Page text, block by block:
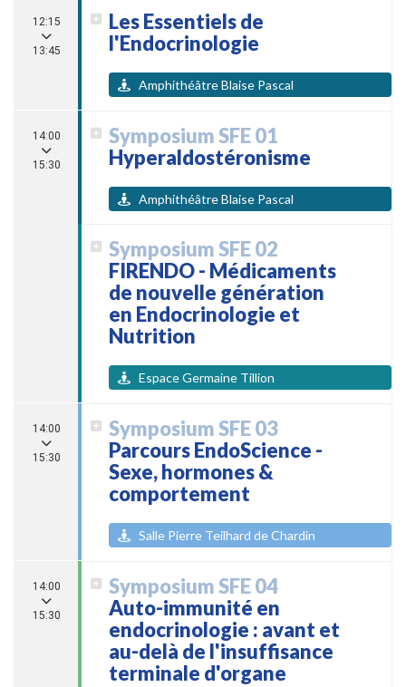
12:15
13:45
Les Essentiels de
l'Endocrinologie
Amphithéâtre Blaise Pascal
14:00
15:30
Symposium SFE 01
Hyperaldostéronisme
Amphithéâtre Blaise Pascal
Symposium SFE 02
FIRENDO - Médicaments
de nouvelle génération
en Endocrinologie et
Nutrition
Espace Germaine Tillion
14:00
15:30
Symposium SFE 03
Parcours EndoScience -
Sexe, hormones &
comportement
Salle Pierre Teilhard de Chardin
14:00
15:30
Symposium SFE 04
Auto-immunité en
endocrinologie : avant et
au-delà de l'insuffisance
terminale d'organe